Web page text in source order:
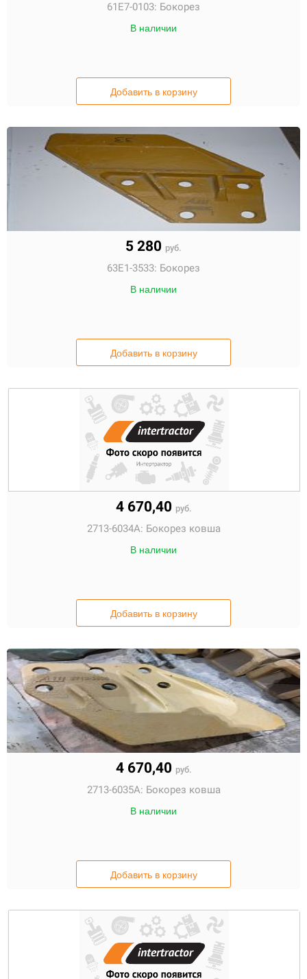
61E7-0103: Бокорез
В наличии
Добавить в корзину
5 280 руб.
63E1-3533: Бокорез
В наличии
Добавить в корзину
4 670,40 руб.
2713-6034A: Бокорез ковша
В наличии
Добавить в корзину
4 670,40 руб.
2713-6035A: Бокорез ковша
В наличии
Добавить в корзину